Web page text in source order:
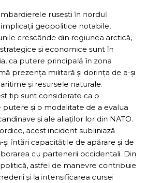
rusești în nordul
implicații geopolitice notabile,
crescânde din regiunea arctică,
și economice sunt în
ca putere principală în zona
prezența militară și dorința de a-și
și resursele naturale.
tip sunt considerate ca o
și o modalitate de a evalua
și ale aliaților lor din NATO.
acest incident subliniază
și întări capacitățile de apărare și de
cu partenerii occidentali. Din
astfel de manevre contribuie
și la intensificarea cursei